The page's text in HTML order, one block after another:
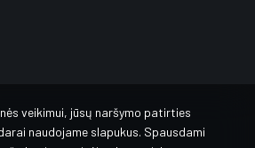
veikimui, jūsų naršymo patirties
naudojame slapukus. Spausdami